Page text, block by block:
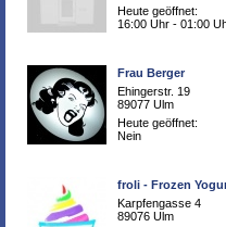
Heute geöffnet:
16:00 Uhr - 01:00
Frau Berger
Ehingerstr. 19
89077 Ulm
Heute geöffnet:
Nein
froli - Frozen
Karpfengasse 4
89076 Ulm